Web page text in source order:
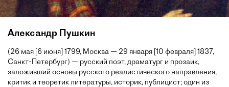
Александр Пушкин
(26 мая [6 июня] 1799, Москва — 29 января [10 февраля] 1837,
Санкт-Петербург) — русский поэт, драматург и прозаик,
заложивший основы русского реалистического направления,
критик и теоретик литературы, историк, публицист; один из